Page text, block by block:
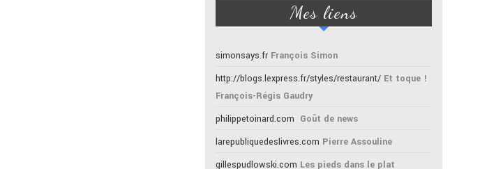
Mes liens
simonsays.fr François Simon
http://blogs.lexpress.fr/styles/restaurant/ Et toque !
François-Régis Gaudry
philippetoinard.com Goût de news
larepubliquedeslivres.com Pierre Assouline
gillespudlowski.com Les pieds dans le plat